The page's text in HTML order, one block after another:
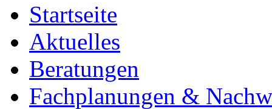
Startseite
Aktuelles
Beratungen
Fachplanungen &